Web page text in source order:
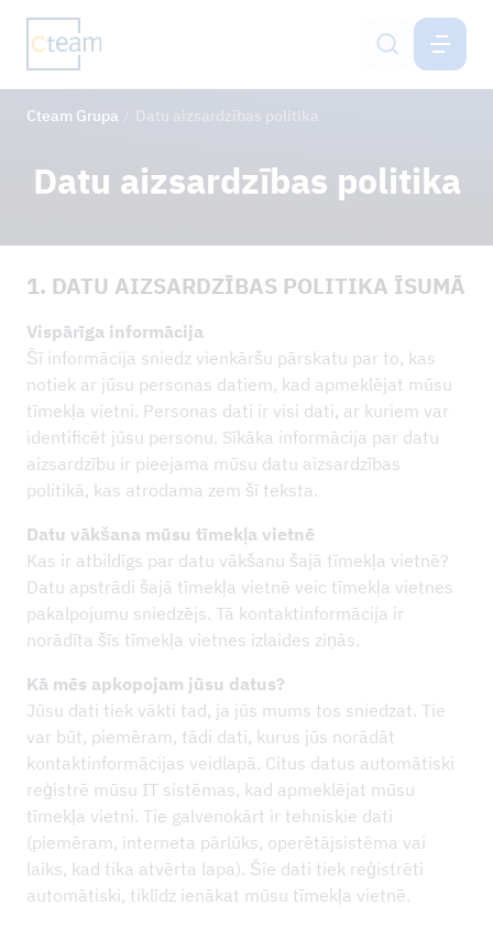
Cteam Group
Ilgtspēja un IMS
Kontaktinformācija
JAUNUMI
ATSAUCES PROJEKTI
LEJUPIELĀDES
CTEAM GRUPA
Cteam Grupa
Datu aizsardzības politika
1. DATU AIZSARDZĪBAS POLITIKA ĪSUMĀ
Vispārīga informācija
Šī informācija sniedz vienkāršu pārskatu par to, kas
notiek ar jūsu personas datiem, kad apmeklējat mūsu
tīmekļa vietni. Personas dati ir visi dati, ar kuriem var
identificēt jūsu personu. Sīkāka informācija par datu
aizsardzību ir pieejama mūsu datu aizsardzības
politikā, kas atrodama zem šī teksta.
Datu vākšana mūsu tīmekļa vietnē
Kas ir atbildīgs par datu vākšanu šajā tīmekļa vietnē?
Datu apstrādi šajā tīmekļa vietnē veic tīmekļa vietnes
pakalpojumu sniedzējs. Tā kontaktinformācija ir
norādīta šīs tīmekļa vietnes izlaides ziņās.
Kā mēs apkopojam jūsu datus?
Jūsu dati tiek vākti tad, ja jūs mums tos sniedzat. Tie
var būt, piemēram, tādi dati, kurus jūs norādāt
kontaktinformācijas veidlapā. Citus datus automātiski
reģistrē mūsu IT sistēmas, kad apmeklējat mūsu
tīmekļa vietni. Tie galvenokārt ir tehniskie dati
(piemēram, interneta pārlūks, operētājsistēma vai
laiks, kad tika atvērta lapa). Šie dati tiek reģistrēti
automātiski, tiklīdz ienākat mūsu tīmekļa vietnē.